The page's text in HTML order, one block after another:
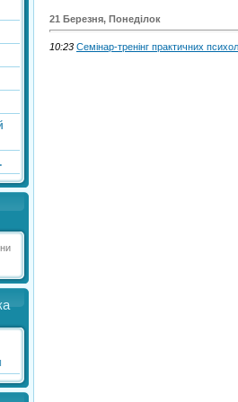
21 Березня, Понеділок
10:23 Семінар-тренінг практичних